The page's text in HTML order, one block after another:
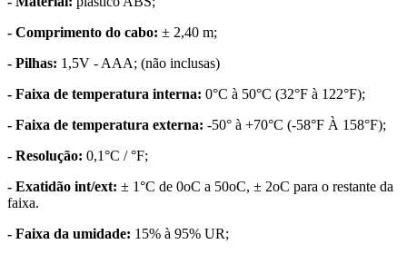
- Comprimento do cabo: ± 2,40 m;
- Pilhas: 1,5V - AAA; (não inclusas)
- Faixa de temperatura interna: 0°C à 50°C (32°F à 122°F);
- Faixa de temperatura externa: -50° à +70°C (-58°F À 158°F);
- Resolução: 0,1°C / °F;
- Exatidão int/ext: ± 1°C de 0oC a 50oC, ± 2oC para o restante da
faixa.
- Faixa da umidade: 15% à 95% UR;